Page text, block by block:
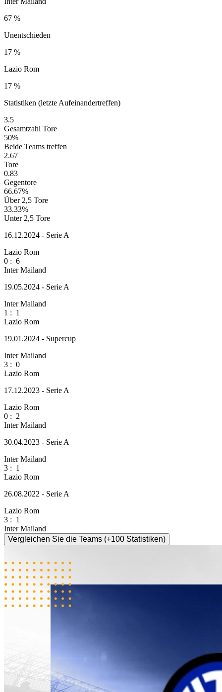
67 %
Unentschieden
17 %
Lazio Rom
17 %
Statistiken (letzte Aufeinandertreffen)
3.5
Gesamtzahl Tore
50%
Beide Teams treffen
2.67
Tore
0.83
Gegentore
66.67%
Über 2,5 Tore
33.33%
Unter 2,5 Tore
16.12.2024 - Serie A
Lazio Rom
0 : 6
Inter Mailand
19.05.2024 - Serie A
Inter Mailand
1 : 1
Lazio Rom
19.01.2024 - Supercup
Inter Mailand
3 : 0
Lazio Rom
17.12.2023 - Serie A
Lazio Rom
0 : 2
Inter Mailand
30.04.2023 - Serie A
Inter Mailand
3 : 1
Lazio Rom
26.08.2022 - Serie A
Lazio Rom
3 : 1
Inter Mailand
Vergleichen Sie die Teams (+100 Statistiken)